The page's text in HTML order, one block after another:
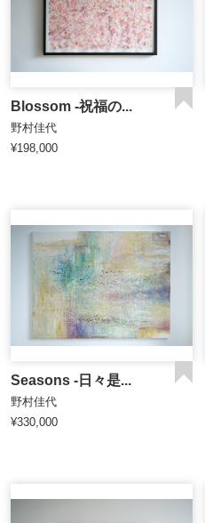
Blossom -祝福の...
野村佳代
¥198,000
Seasons -日々是...
野村佳代
¥330,000